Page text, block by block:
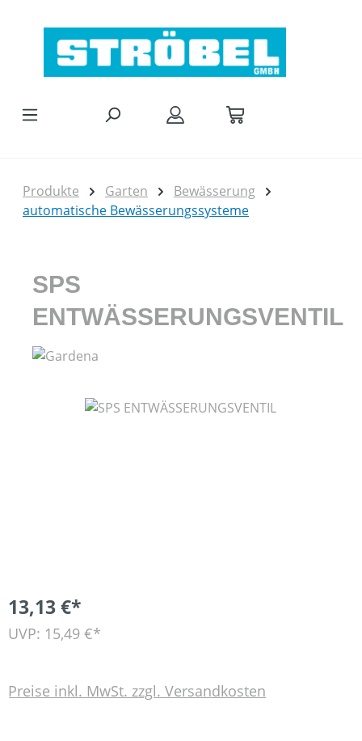
Produkte Garten
Bewässerung
automatische Bewässerungssysteme
SPS
ENTWÄSSERUNGSVENTIL
Bildergalerie überspringen
13,13 €*
UVP: 15,49 €*
Preise inkl. MwSt. zzgl. Versandkosten